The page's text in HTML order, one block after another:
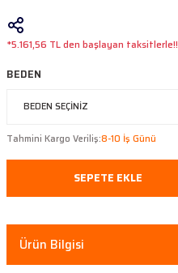
*5.161,56 TL den başlayan taksitlerle!!
BEDEN
Tahmini Kargo Veriliş:8-10 İş Günü
SEPETE EKLE
Ürün Bilgisi